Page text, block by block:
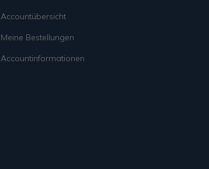
Accountübersicht
Meine Bestellungen
Accountinformationen